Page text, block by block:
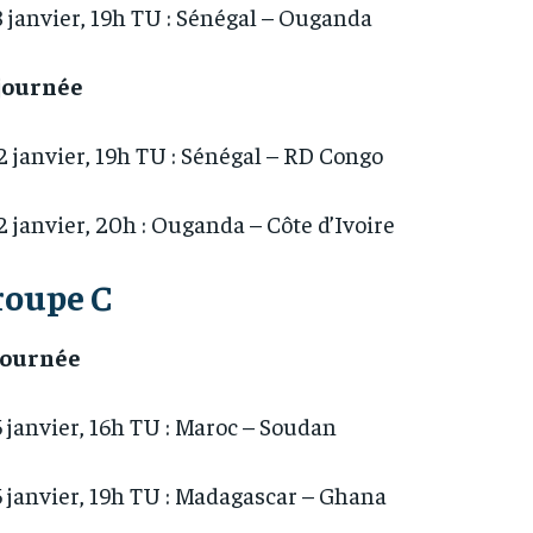
janvier, 19h TU : Sénégal – Ouganda
janvier, 19h TU : Sénégal – RD Congo
janvier, 20h : Ouganda – Côte d’Ivoire
C
journée
janvier, 16h TU : Maroc – Soudan
janvier, 19h TU : Madagascar – Ghana